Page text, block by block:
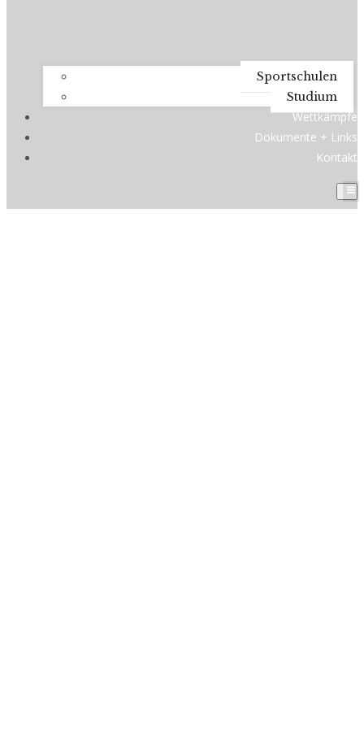
Sportschulen
Studium
Wettkämpfe
Dokumente + Links
Kontakt